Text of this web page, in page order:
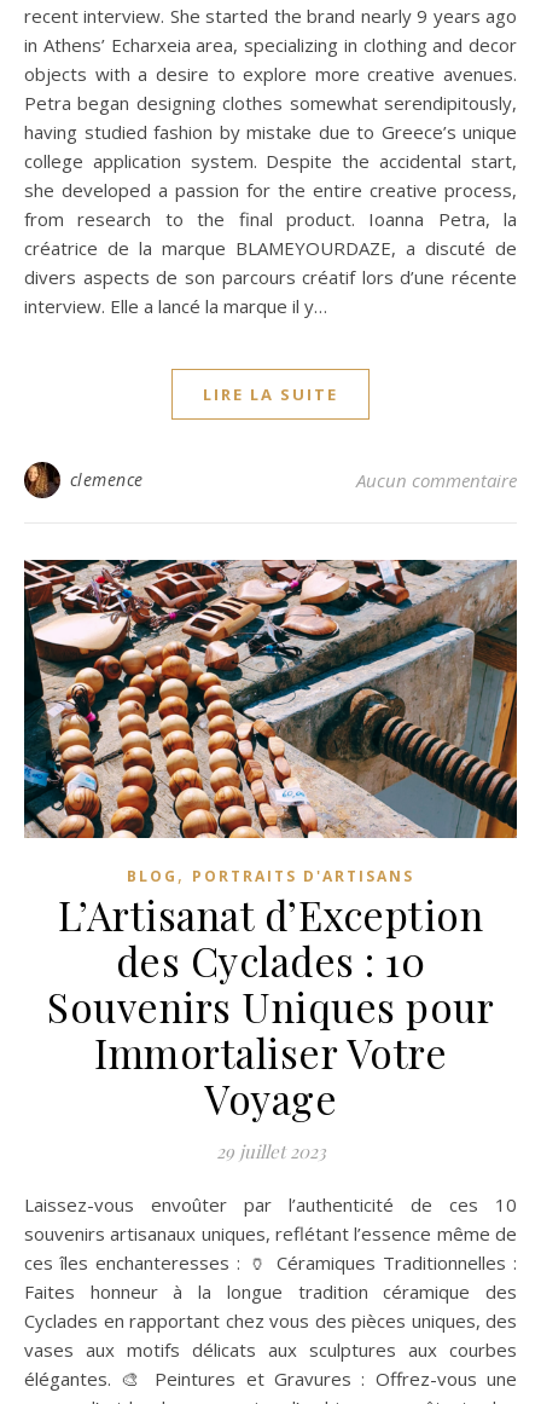
recent interview. She started the brand nearly 9 years ago
in Athens’ Echarxeia area, specializing in clothing and decor
objects with a desire to explore more creative avenues.
Petra began designing clothes somewhat serendipitously,
having studied fashion by mistake due to Greece’s unique
college application system. Despite the accidental start,
she developed a passion for the entire creative process,
from research to the final product. Ioanna Petra, la
créatrice de la marque BLAMEYOURDAZE, a discuté de
divers aspects de son parcours créatif lors d’une récente
interview. Elle a lancé la marque il y…
LIRE LA SUITE
clemence Aucun commentaire
BLOG , PORTRAITS D'ARTISANS
L’Artisanat d’Exception
des Cyclades : 10
Souvenirs Uniques pour
Immortaliser Votre
Voyage
29 juillet 2023
Laissez-vous envoûter par l’authenticité de ces 10
souvenirs artisanaux uniques, reflétant l’essence même de
ces îles enchanteresses : 🏺 Céramiques Traditionnelles :
Faites honneur à la longue tradition céramique des
Cyclades en rapportant chez vous des pièces uniques, des
vases aux motifs délicats aux sculptures aux courbes
élégantes. 🎨 Peintures et Gravures : Offrez-vous une